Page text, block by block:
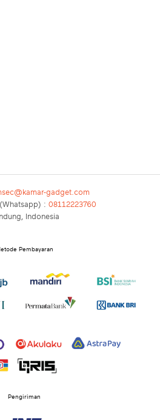
gadget.com
: 08112223760
Indonesia
Pembayaran
Pengiriman